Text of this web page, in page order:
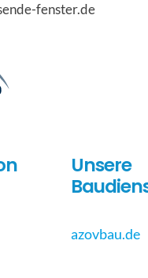
fenster.de
Unsere
azovbau.de